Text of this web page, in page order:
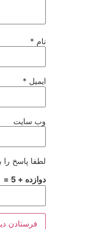
نام *
ایمیل *
وب‌ سایت
لطفا پاسخ را
دوازده + 5 =